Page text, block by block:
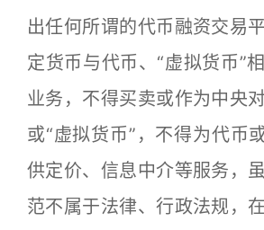
出任何所谓的代币融资交易
定货币与代币、“虚拟货币”
业务，不得买卖或作为中央
或“虚拟货币”，不得为代币
供定价、信息中介等服务，
范不属于法律、行政法规，